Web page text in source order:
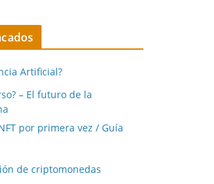
Artificial?
– El futuro de la
por primera vez / Guía
de criptomonedas